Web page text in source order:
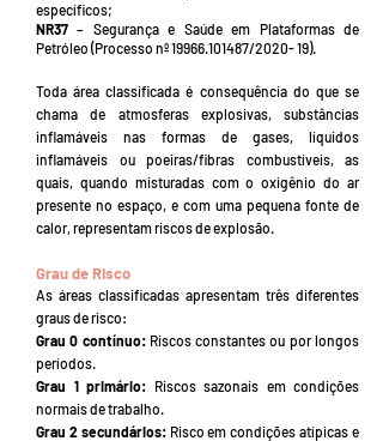
específicos;
NR37 – Segurança e Saúde em Plataformas de
Petróleo (Processo nº19966.101487/2020- 19).
Toda área classificada é consequência do que se
chama de atmosferas explosivas, substâncias
inflamáveis nas formas de gases, líquidos
inflamáveis ou poeiras/fibras combustíveis, as
quais, quando misturadas com o oxigênio do ar
presente no espaço, e com uma pequena fonte de
calor, representam riscos de explosão.
Grau de Risco
As áreas classificadas apresentam três diferentes
graus de risco:
Grau 0 contínuo:Riscos constantes ou por longos
períodos.
Grau 1 primário: Riscos sazonais em condições
normais de trabalho.
Grau 2 secundários:Risco em condições atípicas e